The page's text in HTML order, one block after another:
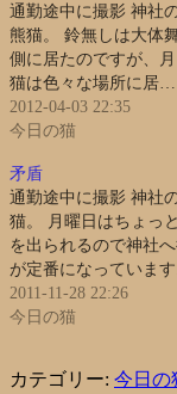
通勤途中に撮影 神社
熊猫。 鈴無しは大体
側に居たのですが、
猫は色々な場所に居…
2012-04-03 22:35
今日の猫
矛盾
通勤途中に撮影 神社
猫。 月曜日はちょっ
を出られるので神社
が定番になっていま
2011-11-28 22:26
今日の猫
カテゴリー: 今日の